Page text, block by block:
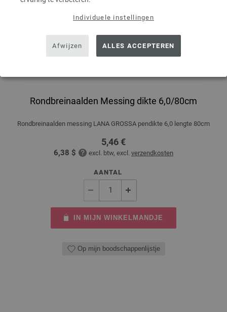
Individuele instellingen
Afwijzen ALLES ACCEPTEREN
Rondbreinaalden Messing dikte 6,0/80cm
Rondbreinaalden messing LANA GROSSA pendikte 6,0 lengte 80cm
5,46 €
6,38 $ excl. btw, excl. verzendkosten
AANTAL
IN MIJN WINKELMANDJE
Op mijn boodschappenlijstje